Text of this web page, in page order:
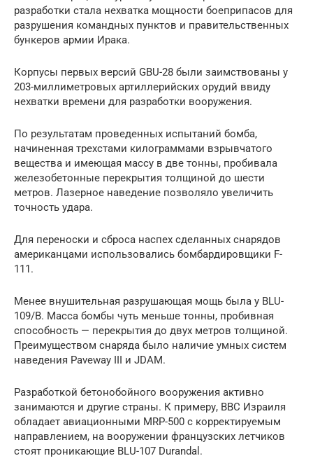
разработки стала нехватка мощности боеприпасов для
разрушения командных пунктов и правительственных
бункеров армии Ирака.
Корпусы первых версий GBU-28 были заимствованы у
203-миллиметровых артиллерийских орудий ввиду
нехватки времени для разработки вооружения.
По результатам проведенных испытаний бомба,
начиненная трехстами килограммами взрывчатого
вещества и имеющая массу в две тонны, пробивала
железобетонные перекрытия толщиной до шести
метров. Лазерное наведение позволяло увеличить
точность удара.
Для переноски и сброса наспех сделанных снарядов
американцами использовались бомбардировщики F-
111.
Менее внушительная разрушающая мощь была у BLU-
109/B. Масса бомбы чуть меньше тонны, пробивная
способность — перекрытия до двух метров толщиной.
Преимуществом снаряда было наличие умных систем
наведения Paveway III и JDAM.
Разработкой бетонобойного вооружения активно
занимаются и другие страны. К примеру, ВВС Израиля
обладает авиационными MRP-500 с корректируемым
направлением, на вооружении французских летчиков
стоят проникающие BLU-107 Durandal.